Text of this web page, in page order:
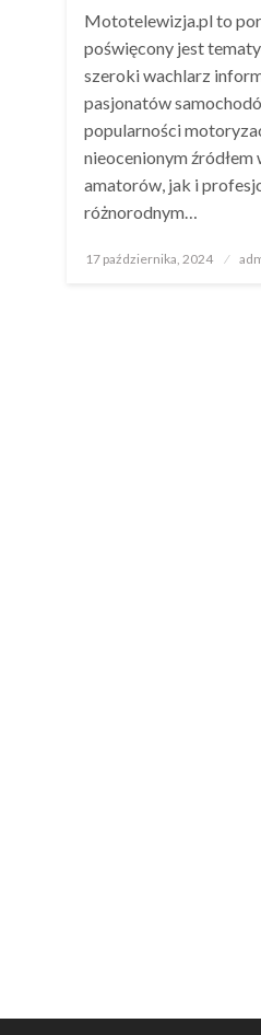
Mototelewizja.pl to
poświęcony jest
szeroki wachlarz
pasjonatów
popularności
nieocenionym
amatorów, jak i
różnorodnym…
Opublikowane
17 października, 2024